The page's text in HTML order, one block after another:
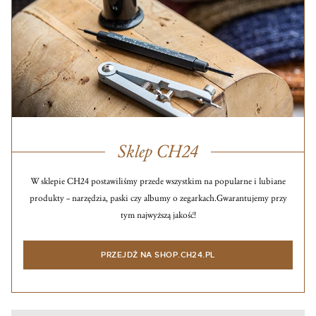
Sklep CH24
W sklepie CH24 postawiliśmy przede wszystkim na popularne i lubiane
produkty – narzędzia, paski czy albumy o zegarkach.Gwarantujemy przy
tym najwyższą jakość!
PRZEJDŹ NA SHOP.CH24.PL